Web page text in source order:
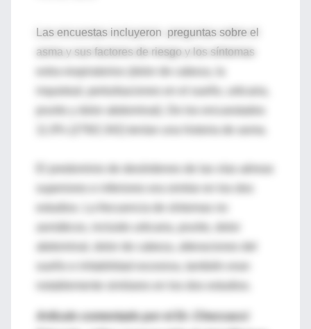
Las encuestas incluyeron preguntas sobre el
asma y sus factores de riesgo y los síntomas
inquietud, perturbaciones en el sueño, urticaria,
superiores e inferiores era similar en los dos
Artículo comentado por el Dr. Checcacci